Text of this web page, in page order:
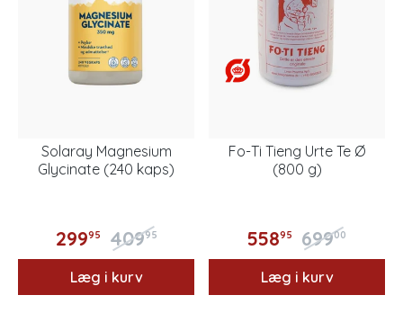
Solaray Magnesium
Glycinate (240 kaps)
29995 40995
Læg i kurv
Fo-Ti Tieng Urte Te Ø
(800 g)
55895 69900
Læg i kurv